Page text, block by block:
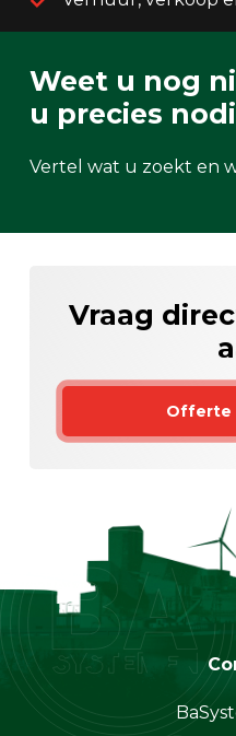
Weet u nog
u precies
Vertel wat u zoekt en
Vraag
Offerte